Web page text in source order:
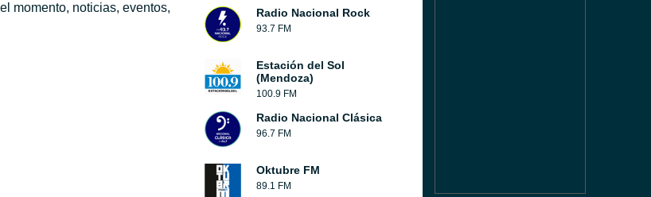
momento, noticias, eventos,
Radio Nacional Rock
93.7 FM
Estación del Sol
(Mendoza)
100.9 FM
Radio Nacional Clásica
96.7 FM
Oktubre FM
89.1 FM